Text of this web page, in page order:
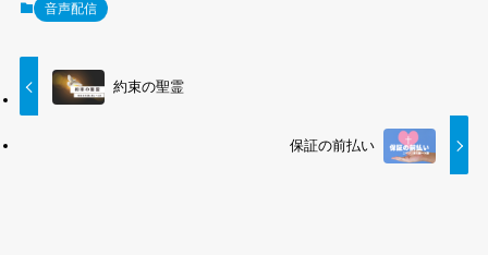
音声配信
約束の聖霊
保証の前払い